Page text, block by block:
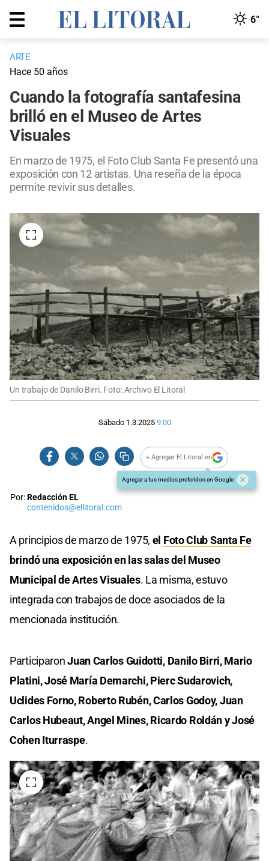
6°
ARTE
Hace 50 años
Cuando la fotografía santafesina
brilló en el Museo de Artes
Visuales
En marzo de 1975, el Foto Club Santa Fe presentó una
exposición con 12 artistas. Una reseña de la época
permite revivir sus detalles.
Un trabajo de Danilo Birri. Foto: Archivo El Litoral
Sábado 1.3.2025 9:00
+ Agregar El Litoral en
Agregar a tus medios preferidos en Google
Por:Redacción EL
contenidos@ellitoral.com
A principios de marzo de 1975, el Foto Club Santa Fe
brindó una exposición en las salas del Museo
Municipal de Artes Visuales. La misma, estuvo
integrada con trabajos de doce asociados de la
mencionada institución.
ParticiparonJuan Carlos Guidotti, Danilo Birri, Mario
Platini, José María Demarchi, Pierc Sudarovich,
Uclides Forno, Roberto Rubén, Carlos Godoy, Juan
Carlos Hubeaut, Angel Mines, Ricardo Roldán y José
Cohen Iturraspe.